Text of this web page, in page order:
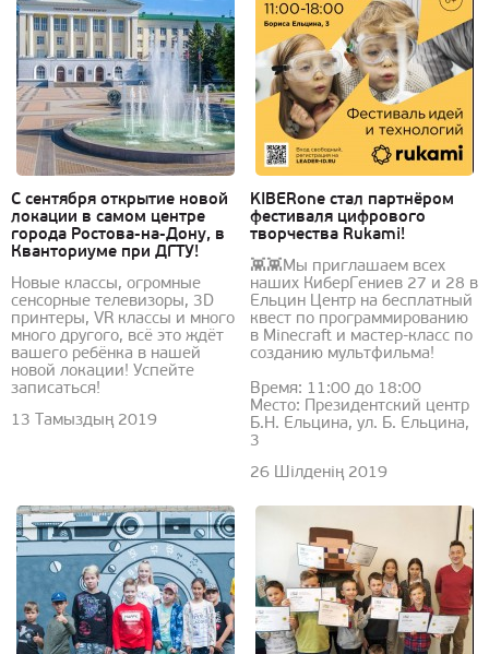
13 Тамыздың 2019
С сентября открытие новой
локации в самом центре
города Ростова-на-Дону, в
Кванториуме при ДГТУ!
Новые классы, огромные
сенсорные телевизоры, 3D
принтеры, VR классы и много
много другого, всё это ждёт
вашего ребёнка в нашей
новой локации! Успейте
записаться!
26 Шілденің 2019
KIBERone стал партнёром
фестиваля цифрового
творчества Rukami!
👾👾Мы приглашаем всех
наших КиберГениев 27 и 28 в
Ельцин Центр на бесплатный
квест по программированию
в Minecraft и мастер-класс по
созданию мультфильма!
Время: 11:00 до 18:00
Место: Президентский центр
Б.Н. Ельцина, ул. Б. Ельцина,
3